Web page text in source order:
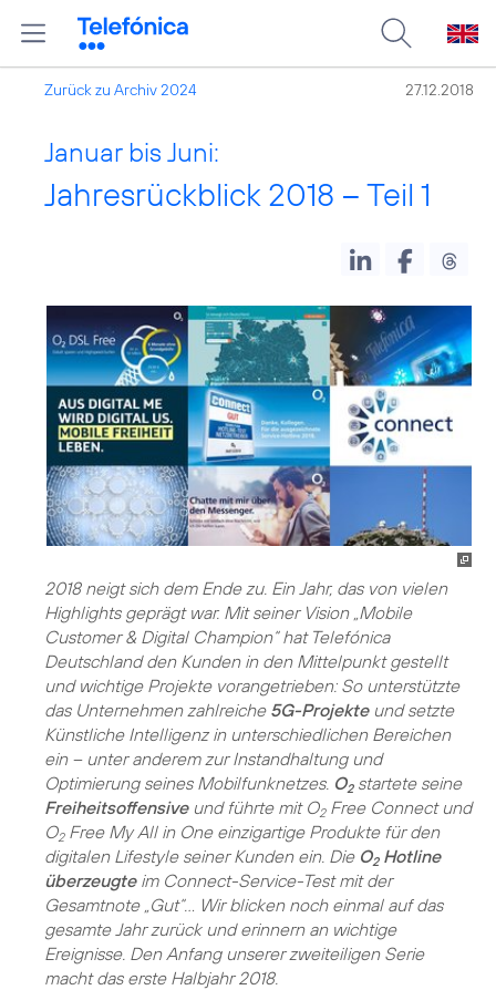
Zurück zu Archiv 2024 27.12.2018
Januar bis Juni:
Jahresrückblick 2018 – Teil 1
2018 neigt sich dem Ende zu. Ein Jahr, das von vielen
Highlights geprägt war. Mit seiner Vision „Mobile
Customer & Digital Champion“ hat Telefónica
Deutschland den Kunden in den Mittelpunkt gestellt
und wichtige Projekte vorangetrieben: So unterstützte
das Unternehmen zahlreiche 5G-Projekteund setzte
Künstliche Intelligenz in unterschiedlichen Bereichen
ein – unter anderem zur Instandhaltung und
Optimierung seines Mobilfunknetzes. O2startete seine
Freiheitsoffensiveund führte mit O2Free Connect und
O2Free My All in One einzigartige Produkte für den
digitalen Lifestyle seiner Kunden ein. Die O2Hotline
überzeugteim Connect-Service-Test mit der
Gesamtnote „Gut“... Wir blicken noch einmal auf das
gesamte Jahr zurück und erinnern an wichtige
Ereignisse. Den Anfang unserer zweiteiligen Serie
macht das erste Halbjahr 2018.